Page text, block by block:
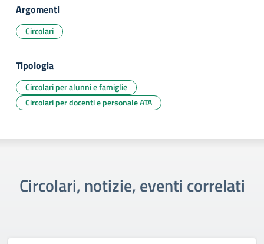
Argomenti
Circolari
Tipologia
Circolari per alunni e famiglie
Circolari per docenti e personale ATA
Circolari, notizie, eventi correlati